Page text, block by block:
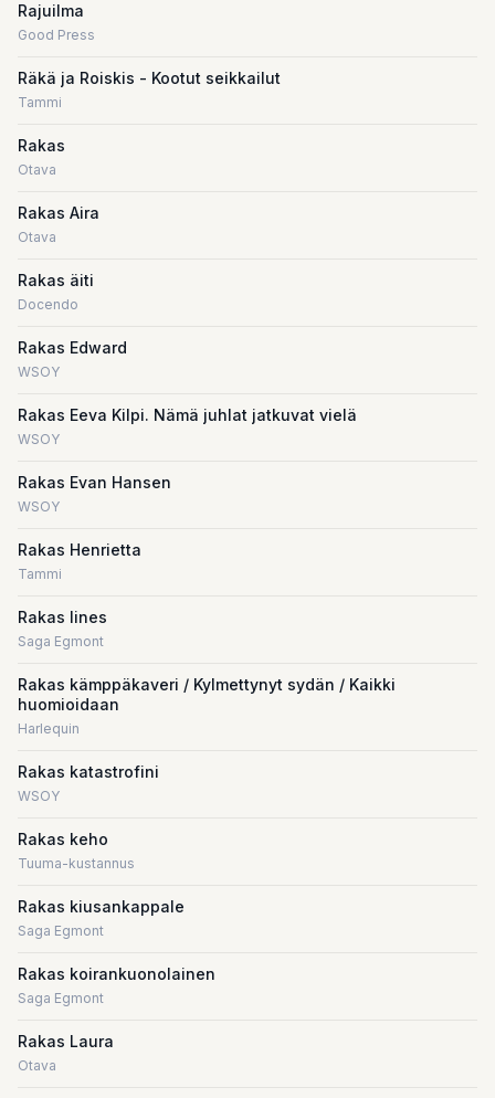
Rajuilma
Good Press
Räkä ja Roiskis - Kootut seikkailut
Tammi
Rakas
Otava
Rakas Aira
Otava
Rakas äiti
Docendo
Rakas Edward
WSOY
Rakas Eeva Kilpi. Nämä juhlat jatkuvat vielä
WSOY
Rakas Evan Hansen
WSOY
Rakas Henrietta
Tammi
Rakas Iines
Saga Egmont
Rakas kämppäkaveri / Kylmettynyt sydän / Kaikki
huomioidaan
Harlequin
Rakas katastrofini
WSOY
Rakas keho
Tuuma-kustannus
Rakas kiusankappale
Saga Egmont
Rakas koirankuonolainen
Saga Egmont
Rakas Laura
Otava